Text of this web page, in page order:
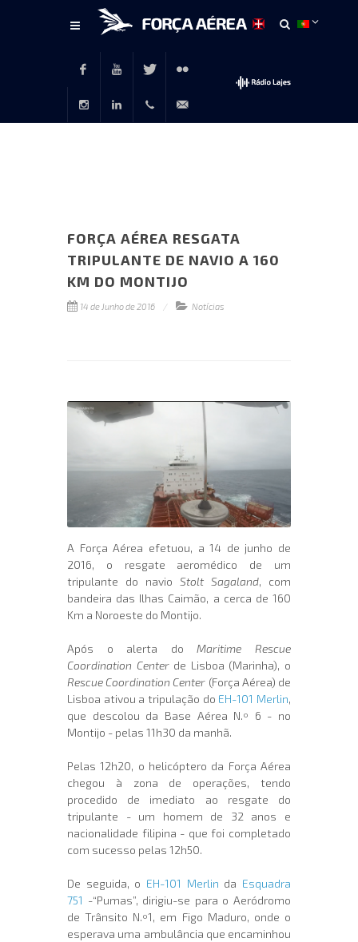
FacebookYoutubeTwitter Flickr
FORÇA AÉREA RESGATA
TRIPULANTE DE NAVIO A 160
KM DO MONTIJO
14 de Junho de 2016 Notícias
A Força Aérea efetuou, a 14 de junho de
2016, o resgate aeromédico de um
tripulante do navio Stolt Sagaland, com
bandeira das Ilhas Caimão, a cerca de 160
Km a Noroeste do Montijo.
Após o alerta doMaritime Rescue
Coordination Centerde Lisboa (Marinha), o
Rescue Coordination Center (Força Aérea) de
Lisboa ativou a tripulação do EH-101 Merlin,
que descolou da Base Aérea N.º 6 - no
Montijo - pelas 11h30 da manhã.
Pelas 12h20, o helicóptero da Força Aérea
chegou à zona de operações, tendo
procedido de imediato ao resgate do
tripulante - um homem de 32 anos e
nacionalidade filipina - que foi completado
com sucesso pelas 12h50.
De seguida, o EH-101 Merlin da Esquadra
751 -“Pumas”, dirigiu-se para o Aeródromo
de Trânsito N.º1, em Figo Maduro, onde o
esperava uma ambulância que encaminhou